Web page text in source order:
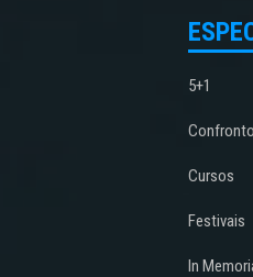
5+1
Confronto
Cursos
Festivais
In